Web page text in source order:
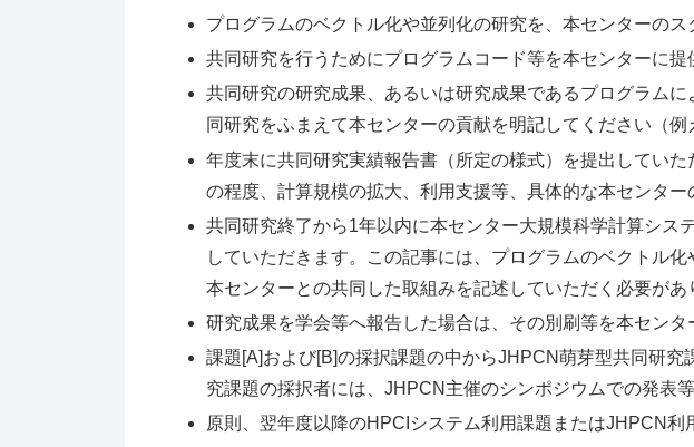
プログラムのベクトル化や並列化の研究を、本センターのス
共同研究を行うためにプログラムコード等を本センターに提
共同研究の研究成果、あるいは研究成果であるプログラム
同研究をふまえて本センターの貢献を明記してください（例
年度末に共同研究実績報告書（所定の様式）を提出してい
の程度、計算規模の拡大、利用支援等、具体的な本センター
共同研究終了から1年以内に本センター大規模科学計算シス
していただきます。この記事には、プログラムのベクトル
本センターとの共同した取組みを記述していただく必要があ
研究成果を学会等へ報告した場合は、その別刷等を本センタ
課題[A]および[B]の採択課題の中からJHPCN萌芽型共同研
究課題の採択者には、JHPCN主催のシンポジウムでの発表
原則、翌年度以降のHPCIシステム利用課題またはJHPCN利